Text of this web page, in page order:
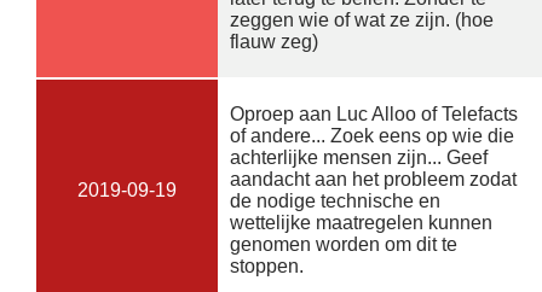
zeggen wie of wat ze zijn. (hoe
flauw zeg)
2019-09-19
Oproep aan Luc Alloo of Telefacts
of andere... Zoek eens op wie die
achterlijke mensen zijn... Geef
aandacht aan het probleem zodat
de nodige technische en
wettelijke maatregelen kunnen
genomen worden om dit te
stoppen.